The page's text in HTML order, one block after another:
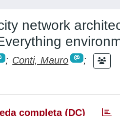
network
; Conti, Mauro
;
completa (DC)